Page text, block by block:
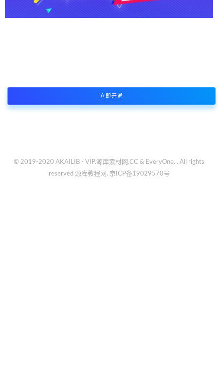
立即开通
© 2019-2020 AKAILIB - VIP.源库素材网.CC & EveryOne. . All rights
reserved 源库教程网. 京ICP备19029570号